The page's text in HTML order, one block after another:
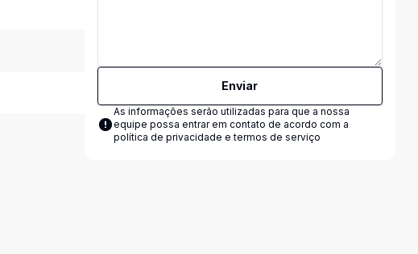
Enviar
As informações serão utilizadas para que a nossa
equipe possa entrar em contato de acordo com a
política de privacidade e termos de serviço